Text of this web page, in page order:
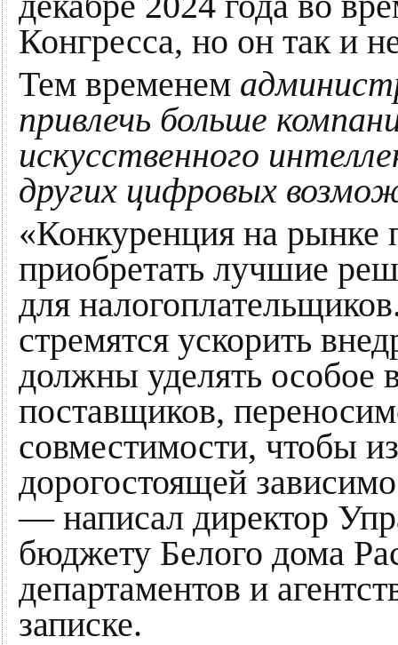
Конгресса, но он так и
Тем временем
привлечь больше
искусственного
других цифровых
«Конкуренция на рынке
приобретать лучшие
для
стремятся ускорить
должны уделять особое
поставщиков,
совместимости, чтобы
дорогостоящей
— написал директор
бюджету Белого дома
департаментов и
записке.